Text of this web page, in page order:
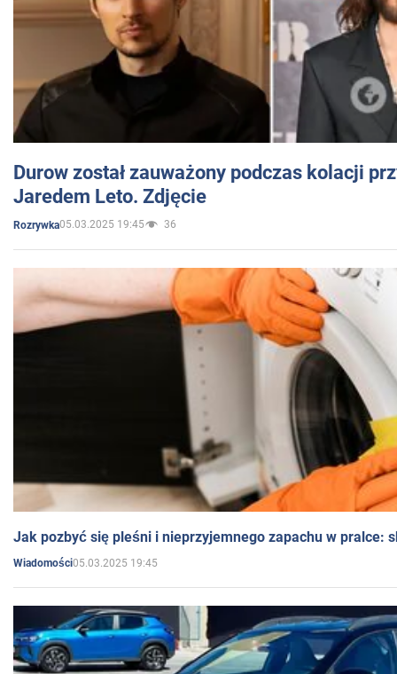
Durow został zauważony podczas kolacji
Jaredem Leto. Zdjęcie
Rozrywka05.03.2025 19:45 36
Jak pozbyć się pleśni i nieprzyjemnego zapachu w pralce:
Wiadomości05.03.2025 19:45